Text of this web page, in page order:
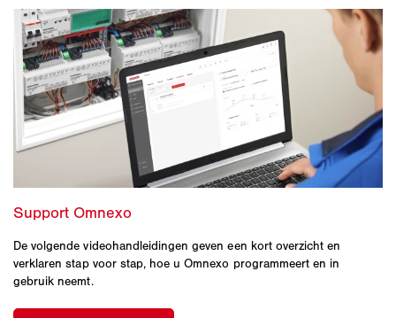
De volgende videohandleidingen geven een kort overzicht en
verklaren stap voor stap, hoe u Omnexo programmeert en in
gebruik neemt.